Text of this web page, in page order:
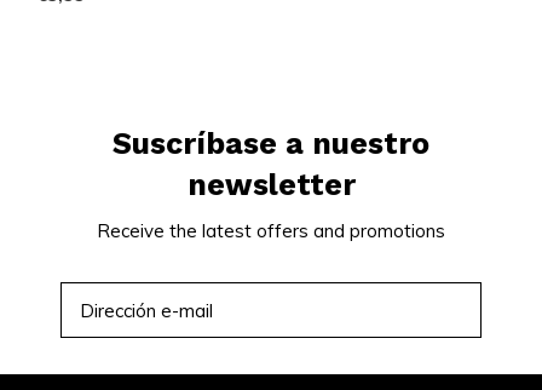
Suscríbase a nuestro
newsletter
Receive the latest offers and promotions